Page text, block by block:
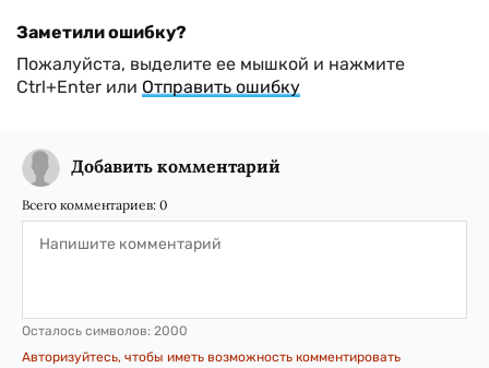
Заметили ошибку?
Пожалуйста, выделите ее мышкой и нажмите
Ctrl+Enter или Отправить ошибку
Добавить комментарий
Всего комментариев: 0
Осталось символов: 2000
Авторизуйтесь, чтобы иметь возможность комментировать